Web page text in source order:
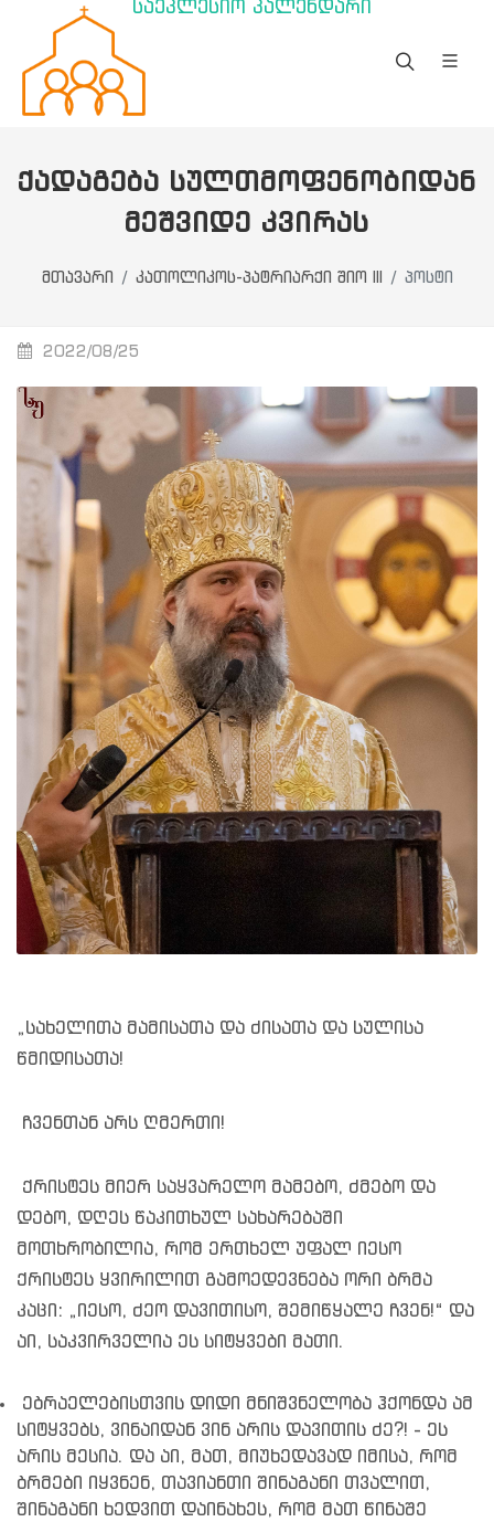
საეკლესიო კალენდარი
ᲥᲐᲓᲐᲒᲔᲑᲐ ᲡᲣᲚᲗᲛᲝᲤᲔᲜᲝᲑᲘᲓᲐᲜ
ᲛᲔᲨᲕᲘᲓᲔ ᲙᲕᲘᲠᲐᲡ
მთავარი კათოლიკოს-პატრიარქი შიო III პოსტი
2022/08/25
„სახელითა მამისათა და ძისათა და სულისა
წმიდისათა!
ჩვენთან არს ღმერთი!
ქრისტეს მიერ საყვარელო მამებო, ძმებო და
დებო, დღეს წაკითხულ სახარებაში
მოთხრობილია, რომ ერთხელ უფალ იესო
ქრისტეს ყვირილით გამოედევნება ორი ბრმა
კაცი: „იესო, ძეო დავითისო, შემიწყალე ჩვენ!“ და
აი, საკვირველია ეს სიტყვები მათი.
ებრაელებისთვის დიდი მნიშვნელობა ჰქონდა ამ
სიტყვებს, ვინაიდან ვინ არის დავითის ძე?! - ეს
არის მესია. და აი, მათ, მიუხედავად იმისა, რომ
ბრმები იყვნენ, თავიანთი შინაგანი თვალით,
შინაგანი ხედვით დაინახეს, რომ მათ წინაშე